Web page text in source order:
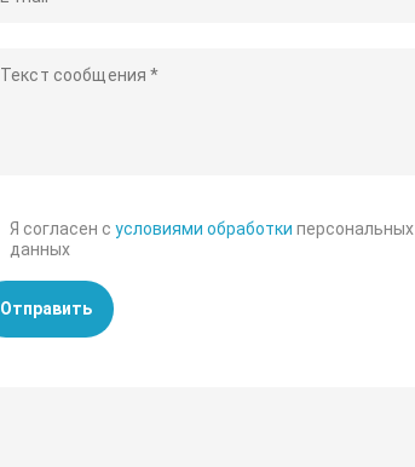
Я согласен сусловиями обработки персональных
данных
Отправить